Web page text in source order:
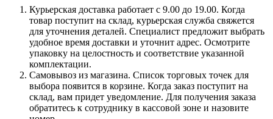
Курьерская доставка работает с 9.00 до 19.00. Когда
товар поступит на склад, курьерская служба свяжется
для уточнения деталей. Специалист предложит выбрать
удобное время доставки и уточнит адрес. Осмотрите
упаковку на целостность и соответствие указанной
комплектации.
Самовывоз из магазина. Список торговых точек для
выбора появится в корзине. Когда заказ поступит на
склад, вам придет уведомление. Для получения заказа
обратитесь к сотруднику в кассовой зоне и назовите